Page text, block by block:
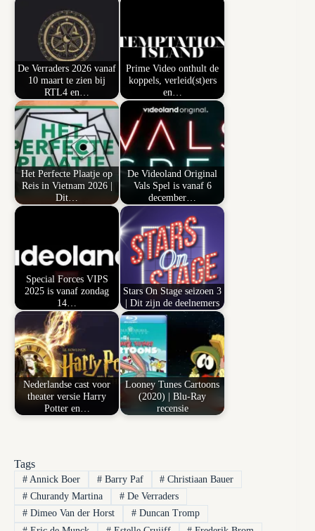
De Verraders 2026 vanaf
10 maart te zien bij
RTL4 en…
Prime Video onthult de
koppels, verleid(st)ers
en…
Het Perfecte Plaatje op
Reis in Vietnam 2026 |
Dit…
De Videoland Original
Vals Spel is vanaf 6
december…
Special Forces VIPS
2025 is vanaf zondag
14…
Stars On Stage seizoen 3
| Dit zijn de deelnemers
Nederlandse cast voor
theater versie Harry
Potter en…
Looney Tunes Cartoons
(2020) | Blu-Ray
recensie
Tags
#Annick Boer #Barry Paf # Christiaan Bauer
#Churandy Martina #De Verraders
#Dimeo Van der Horst #Duncan Tromp